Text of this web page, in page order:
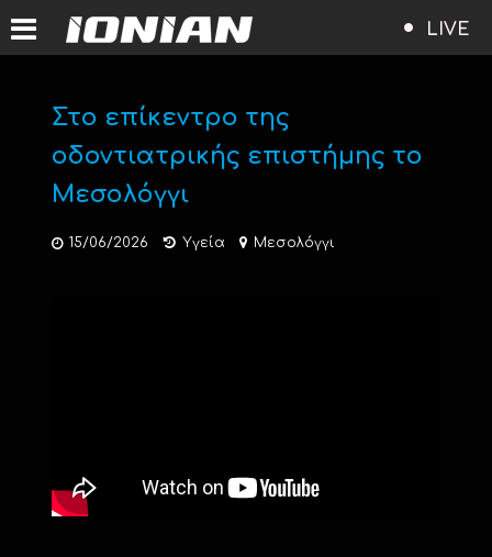
LIVE
Στο επίκεντρο της
οδοντιατρικής επιστήμης το
Μεσολόγγι
15/06/2026 Υγεία Μεσολόγγι